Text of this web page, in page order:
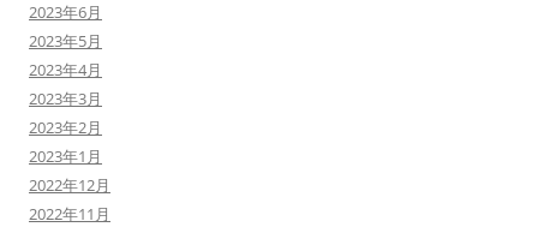
2023年6月
2023年5月
2023年4月
2023年3月
2023年2月
2023年1月
2022年12月
2022年11月